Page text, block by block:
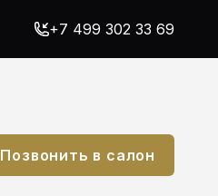
+7 499 302 33 69
Позвонить в салон